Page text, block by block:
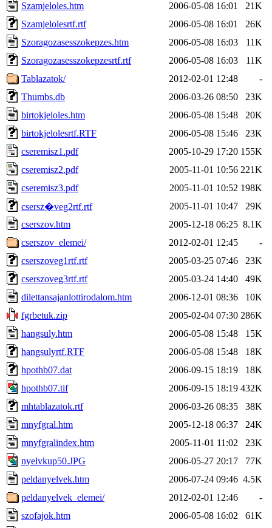
Szamjeloles.htm
2006-05-08 16:01
21K
Szamjelolesrtf.rtf
2006-05-08 16:01
26K
Szoragozasesszokepzes.htm
2006-05-08 16:03
11K
Szoragozasesszokepzesrtf.rtf
2006-05-08 16:03
11K
Tablazatok/
2012-02-01 12:48
-
Thumbs.db
2006-03-26 08:50
23K
birtokjeloles.htm
2006-05-08 15:48
20K
birtokjelolesrtf.RTF
2006-05-08 15:46
23K
cseremisz1.pdf
2005-10-29 17:20 155K
cseremisz2.pdf
2005-11-01 10:56 221K
cseremisz3.pdf
2005-11-01 10:52 198K
csersz�veg2rtf.rtf
2005-11-01 10:47
29K
cserszov.htm
2005-12-18 06:25 8.1K
cserszov_elemei/
2012-02-01 12:45
-
cserszoveg1rtf.rtf
2005-03-25 07:46
23K
cserszoveg3rtf.rtf
2005-03-24 14:40
49K
dilettansajanlottirodalom.htm
2006-12-01 08:36
10K
fgrbetuk.zip
2005-02-04 07:30 286K
hangsuly.htm
2006-05-08 15:48
15K
hangsulyrtf.RTF
2006-05-08 15:48
18K
hpothb07.dat
2006-09-15 18:19
18K
hpothb07.tif
2006-09-15 18:19 432K
mhtablazatok.rtf
2006-03-26 08:35
38K
mnyfgral.htm
2005-12-18 06:37
24K
mnyfgralindex.htm
2005-11-01 11:02
23K
nyelvkup50.JPG
2006-05-27 20:17
77K
peldanyelvek.htm
2006-07-24 09:46 4.5K
peldanyelvek_elemei/
2012-02-01 12:46
-
szofajok.htm
2006-05-08 16:02 61K